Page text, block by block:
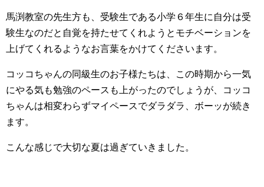
馬渕教室の先生方も、受験生である小学６年生に自分は受
験生なのだと自覚を持たせてくれようとモチベーションを
上げてくれるようなお言葉をかけてくださいます。
コッコちゃんの同級生のお子様たちは、この時期から一気
にやる気も勉強のペースも上がったのでしょうが、コッコ
ちゃんは相変わらずマイペースでダラダラ、ボーッが続き
ます。
こんな感じで大切な夏は過ぎていきました。